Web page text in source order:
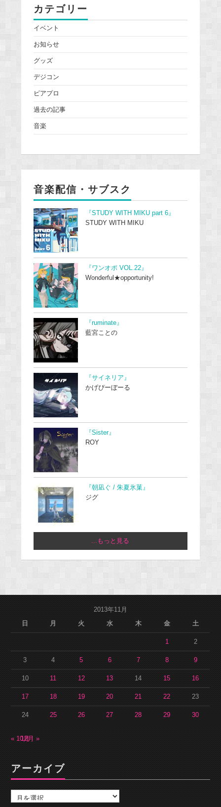
カテゴリー
イベント
お知らせ
グッズ
デジコン
ピアプロ
過去の記事
音楽
音楽配信・サブスク
『STUDY WITH MIKU part 6』
STUDY WITH MIKU
『ワンオポ VOL.22』
Wonderful★opportunity!
『ruminate』
藍宮ことの
『サイネリア』
かげぴーぼーる
『Sister』
ROY
『朝凪ぐ / 朱夏氷菓』
ジグ
...もっと見る
2013年11月
日
月 火 水 木 金 土
1 2
3 4 5 6 7 8 9
10 11 12 13 14 15 16
17 18 19 20 21 22 23
24 25 26 27 28 29 30
« 10月12月 »
アーカイブ
カ